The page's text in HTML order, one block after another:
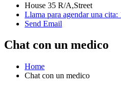
House 35 R/A,Street
Llama para agendar una cita:
Send Email
Chat con un medico
Home
Chat con un medico